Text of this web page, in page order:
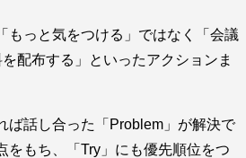
もっと気をつける」ではなく「会議
配布する」といったアクションま
ば話し合った「Problem」が解決で
をもち、「Try」にも優先順位をつ